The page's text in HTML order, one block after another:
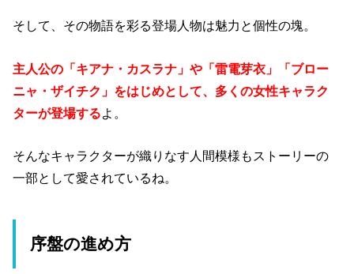
そして、その物語を彩る登場人物は魅力と個性の塊。
主人公の「キアナ・カスラナ」や「雷電芽衣」「ブロー
ニャ・ザイチク」をはじめとして、多くの女性キャラク
ターが登場するよ。
そんなキャラクターが織りなす人間模様もストーリーの
一部として愛されているね。
序盤の進め方